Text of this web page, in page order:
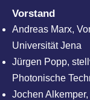
Vorstand
Andreas Marx,
Universität Jena
Jürgen Popp,
Photonische
Jochen